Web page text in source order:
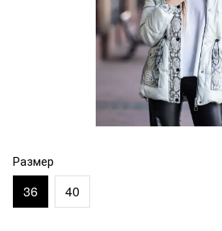
Размер
36 40